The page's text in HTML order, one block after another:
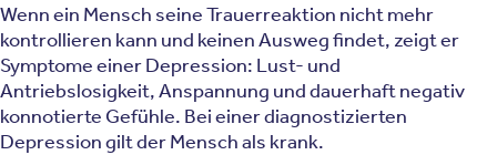
Wenn ein Mensch seine Trauerreaktion nicht mehr
kontrollieren kann und keinen Ausweg findet, zeigt er
Symptome einer Depression: Lust- und
Antriebslosigkeit, Anspannung und dauerhaft negativ
konnotierte Gefühle. Bei einer diagnostizierten
Depression gilt der Mensch als krank.